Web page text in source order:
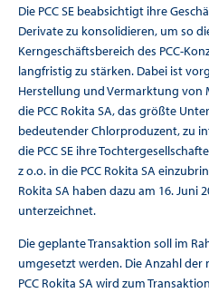
Die PCC SE beabsichtigt ihre
Derivate zu konsolidieren, um so
Kerngeschäftsbereich des PCC-
langfristig zu stärken. Dabei ist
Herstellung und Vermarktung von
die PCC Rokita SA, das größte
bedeutender Chlorproduzent, zu
die PCC SE ihre
z o.o. in die PCC Rokita SA
Rokita SA haben dazu am 16. Juni
unterzeichnet.
Die geplante Transaktion soll im
umgesetzt werden. Die Anzahl
PCC Rokita SA wird zum